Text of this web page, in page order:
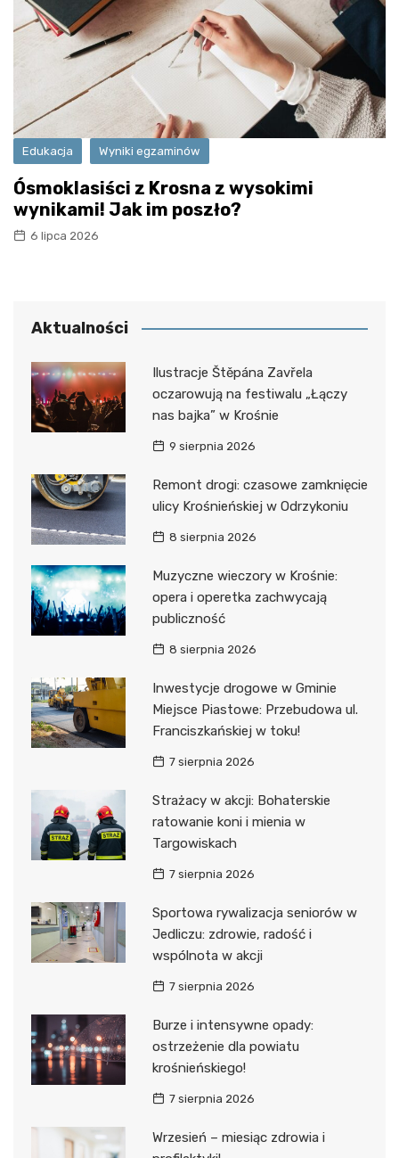
Edukacja Wyniki egzaminów
Ósmoklasiści z Krosna z wysokimi
wynikami! Jak im poszło?
6 lipca 2026
Aktualności
Ilustracje Štěpána Zavřela
oczarowują na festiwalu „Łączy
nas bajka” w Krośnie
9 sierpnia 2026
Remont drogi: czasowe zamknięcie
ulicy Krośnieńskiej w Odrzykoniu
8 sierpnia 2026
Muzyczne wieczory w Krośnie:
opera i operetka zachwycają
publiczność
8 sierpnia 2026
Inwestycje drogowe w Gminie
Miejsce Piastowe: Przebudowa ul.
Franciszkańskiej w toku!
7 sierpnia 2026
Strażacy w akcji: Bohaterskie
ratowanie koni i mienia w
Targowiskach
7 sierpnia 2026
Sportowa rywalizacja seniorów w
Jedliczu: zdrowie, radość i
wspólnota w akcji
7 sierpnia 2026
Burze i intensywne opady:
ostrzeżenie dla powiatu
krośnieńskiego!
7 sierpnia 2026
Wrzesień – miesiąc zdrowia i